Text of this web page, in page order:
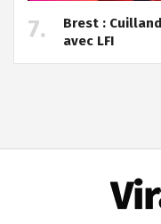
Brest :
avec LFI